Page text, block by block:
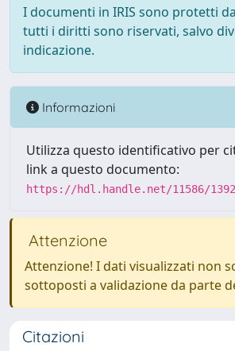
I documenti in IRIS sono protetti
tutti i diritti sono riservati, salvo
indicazione.
Informazioni
Utilizza questo identificativo per
link a questo documento:
https://hdl.handle.net/11586/
Attenzione
Attenzione! I dati visualizzati non
sottoposti a validazione da parte
Citazioni